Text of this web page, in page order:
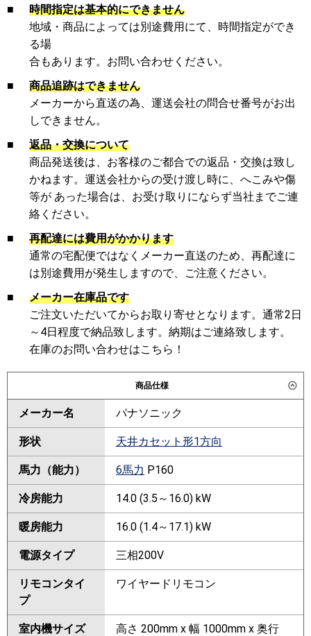
■
時間指定は基本的にできません
地域・商品によっては別途費用にて、時間指定ができ
る場
合もあります。お問い合わせください。
■
商品追跡はできません
メーカーから直送の為、運送会社の問合せ番号がお出
しできません。
■
返品・交換について
商品発送後は、お客様のご都合での返品・交換は致し
かねます。運送会社からの受け渡し時に、へこみや傷
等が あった場合は、お受け取りにならず当社までご連
絡ください。
■
再配達には費用がかかります
通常の宅配便ではなくメーカー直送のため、再配達に
は別途費用が発生しますので、ご注意ください。
■
メーカー在庫品です
ご注文いただいてからお取り寄せとなります。通常2日
～4日程度で納品致します。納期はご連絡致します。
在庫のお問い合わせはこちら！
商品仕様
メーカー名 パナソニック
形状 天井カセット形1方向
馬力（能力） 6馬力 P160
冷房能力 14.0 (3.5～16.0) kW
暖房能力 16.0 (1.4～17.1) kW
電源タイプ 三相200V
リモコンタイ
プ
ワイヤードリモコン
室内機サイズ
高さ 200mm x 幅 1000mm x 奥行